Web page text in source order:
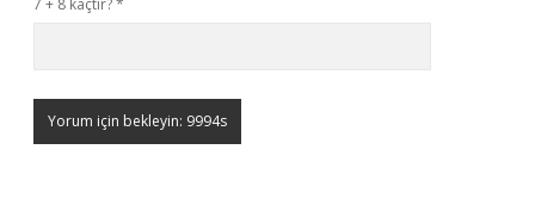
7 + 8 kaçtır?*